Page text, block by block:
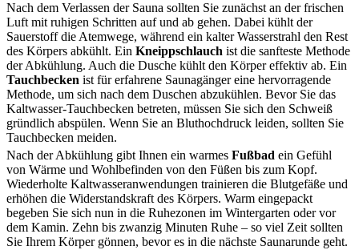
Nach dem Verlassen der Sauna sollten Sie zunächst an der frischen
Luft mit ruhigen Schritten auf und ab gehen. Dabei kühlt der
Sauerstoff die Atemwege, während ein kalter Wasserstrahl den Rest
des Körpers abkühlt. Ein Kneippschlauch ist die sanfteste Methode
der Abkühlung. Auch die Dusche kühlt den Körper effektiv ab. Ein
Tauchbecken ist für erfahrene Saunagänger eine hervorragende
Methode, um sich nach dem Duschen abzukühlen. Bevor Sie das
Kaltwasser-Tauchbecken betreten, müssen Sie sich den Schweiß
gründlich abspülen. Wenn Sie an Bluthochdruck leiden, sollten Sie
Tauchbecken meiden.
Nach der Abkühlung gibt Ihnen ein warmes Fußbad ein Gefühl
von Wärme und Wohlbefinden von den Füßen bis zum Kopf.
Wiederholte Kaltwasseranwendungen trainieren die Blutgefäße und
erhöhen die Widerstandskraft des Körpers. Warm eingepackt
begeben Sie sich nun in die Ruhezonen im Wintergarten oder vor
dem Kamin. Zehn bis zwanzig Minuten Ruhe – so viel Zeit sollten
Sie Ihrem Körper gönnen, bevor es in die nächste Saunarunde geht.